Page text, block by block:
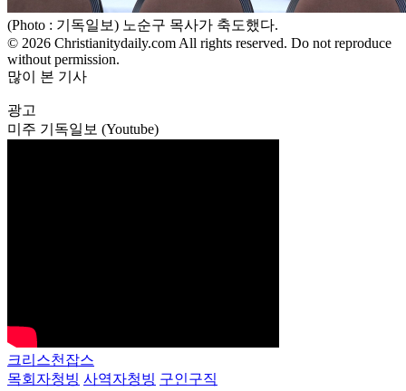
(Photo : 기독일보) 노순구 목사가 축도했다.
© 2026 Christianitydaily.com All rights reserved. Do not reproduce
without permission.
많이 본 기사
광고
미주 기독일보 (Youtube)
크리스천잡스
목회자청빙 사역자청빙 구인구직